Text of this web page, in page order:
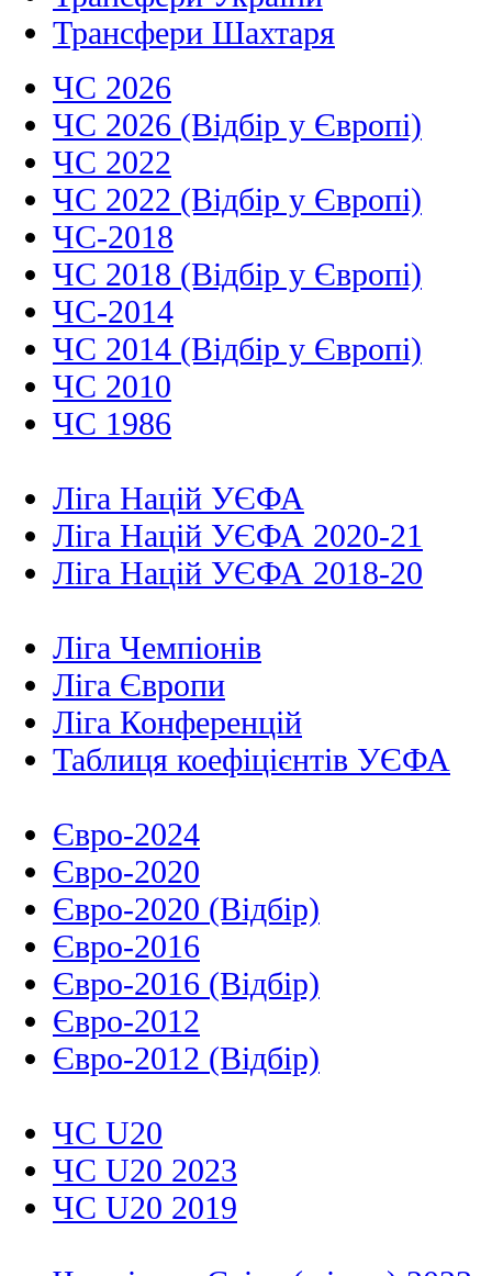
Трансфери Шахтаря
ЧС 2026
ЧС 2026 (Відбір у Європі)
ЧС 2022
ЧС 2022 (Відбір у Європі)
ЧС-2018
ЧС 2018 (Відбір у Європі)
ЧС-2014
ЧС 2014 (Відбір у Європі)
ЧС 2010
ЧС 1986
Ліга Націй УЄФА
Ліга Націй УЄФА 2020-21
Ліга Націй УЄФА 2018-20
Ліга Чемпіонів
Ліга Європи
Ліга Конференцій
Таблиця коефіцієнтів УЄФА
Євро-2024
Євро-2020
Євро-2020 (Відбір)
Євро-2016
Євро-2016 (Відбір)
Євро-2012
Євро-2012 (Відбір)
ЧС U20
ЧС U20 2023
ЧС U20 2019